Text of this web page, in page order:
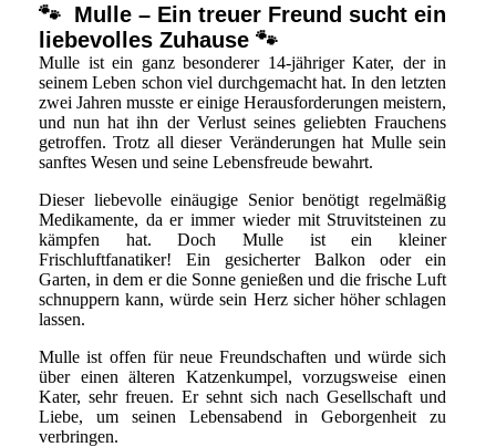
🐾 Mulle – Ein treuer Freund sucht ein
liebevolles Zuhause 🐾
Mulle ist ein ganz besonderer 14-jähriger Kater, der in
seinem Leben schon viel durchgemacht hat. In den letzten
zwei Jahren musste er einige Herausforderungen meistern,
und nun hat ihn der Verlust seines geliebten Frauchens
getroffen. Trotz all dieser Veränderungen hat Mulle sein
sanftes Wesen und seine Lebensfreude bewahrt.
Dieser liebevolle einäugige Senior benötigt regelmäßig
Medikamente, da er immer wieder mit Struvitsteinen zu
kämpfen hat. Doch Mulle ist ein kleiner
Frischluftfanatiker! Ein gesicherter Balkon oder ein
Garten, in dem er die Sonne genießen und die frische Luft
schnuppern kann, würde sein Herz sicher höher schlagen
lassen.
Mulle ist offen für neue Freundschaften und würde sich
über einen älteren Katzenkumpel, vorzugsweise einen
Kater, sehr freuen. Er sehnt sich nach Gesellschaft und
Liebe, um seinen Lebensabend in Geborgenheit zu
verbringen.